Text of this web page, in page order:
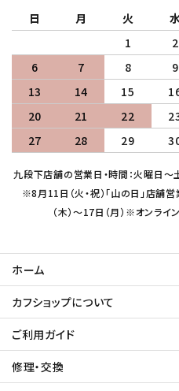
日 月 火
1
2
6
7 8 9
13
14 15
20
21 22
27
28 29
九段下店舗の営業日・時間：火曜
※8月11日（火・祝）「山の日」店舗
（木）～17日（月）※オンラ
ホーム
カフショップについて
ご利用ガイド
修理・交換